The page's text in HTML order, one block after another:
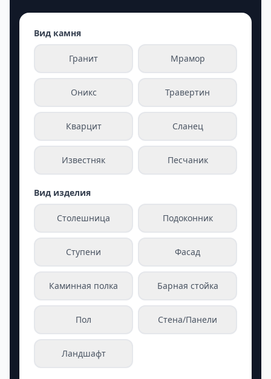
Вид камня
Гранит Мрамор
Оникс Травертин
Кварцит Сланец
Известняк Песчаник
Вид изделия
Столешница Подоконник
Ступени Фасад
Каминная полка Барная стойка
Пол Стена/Панели
Ландшафт